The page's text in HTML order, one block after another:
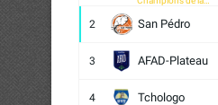
2 San Pédro
3 AFAD-Plateau
4 Tchologo